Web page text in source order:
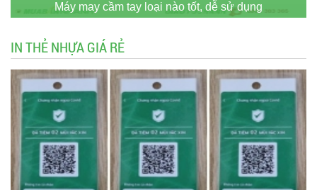
Máy may cầm tay loại nào tốt, dễ sử dụng
IN THẺ NHỰA GIÁ RẺ